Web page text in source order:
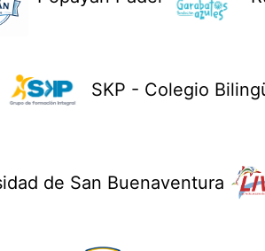
SKP - Colegio
de San Buenaventura